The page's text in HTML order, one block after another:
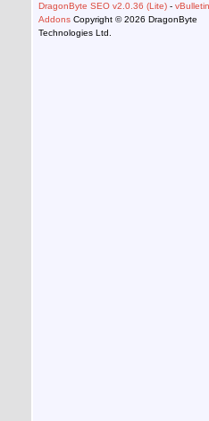
DragonByte SEO v2.0.36 (Lite) -
Addons Copyright © 2026 DragonByte
Technologies Ltd.